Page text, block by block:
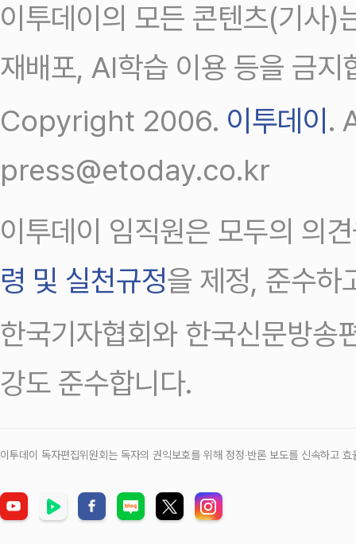
이투데이의 모든 콘텐츠(기사)
재배포, AI학습 이용 등을 금지
Copyright 2006. 이투데이.
press@etoday.co.kr
이투데이 임직원은 모두의 의
령 및 실천규정을 제정, 준수하
한국기자협회와 한국신문방송
강도 준수합니다.
이투데이 독자편집위원회는 독자의 권익보호를 위해 정정‧반론 보도를 신속하고